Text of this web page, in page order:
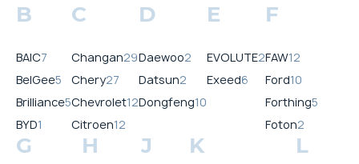
B
BAIC7
BelGee5
Brilliance5
BYD1
C
Changan29
Chery27
Chevrolet12
Citroen12
D
Daewoo2
Datsun2
Dongfeng10
E
EVOLUTE2
Exeed6
F
FAW12
Ford10
Forthing5
Foton2
G H J K L